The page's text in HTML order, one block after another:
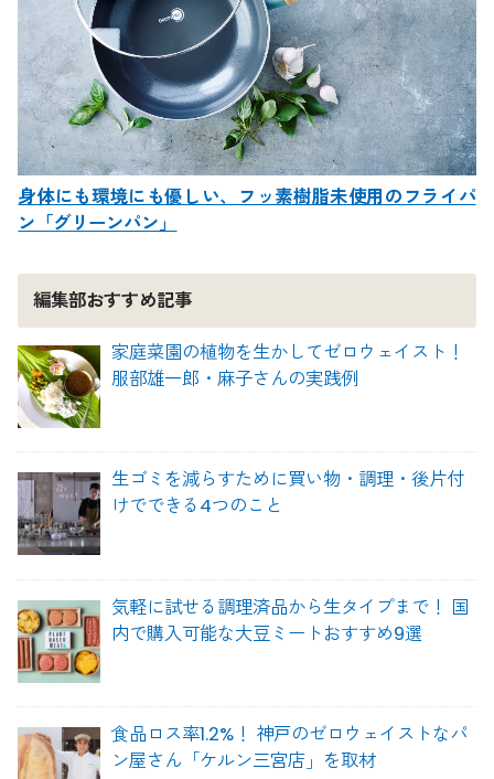
身体にも環境にも優しい、フッ素樹脂未使用のフライパ
ン「グリーンパン」
編集部おすすめ記事
家庭菜園の植物を生かしてゼロウェイスト！
服部雄一郎・麻子さんの実践例
生ゴミを減らすために買い物・調理・後片付
けでできる4つのこと
気軽に試せる調理済品から生タイプまで！ 国
内で購入可能な大豆ミートおすすめ9選
食品ロス率1.2%！ 神戸のゼロウェイストなパ
ン屋さん「ケルン三宮店」を取材